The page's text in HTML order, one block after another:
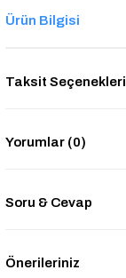
Ürün Bilgisi
Taksit Seçenekleri
Yorumlar (0)
Soru & Cevap
Önerileriniz